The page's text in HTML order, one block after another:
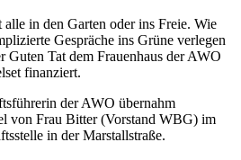
in den Garten oder ins Freie. Wie
Gespräche ins Grüne verlegen
Guten Tat dem Frauenhaus der AWO
finanziert.
der AWO übernahm
von Frau Bitter (Vorstand WBG) im
in der Marstallstraße.